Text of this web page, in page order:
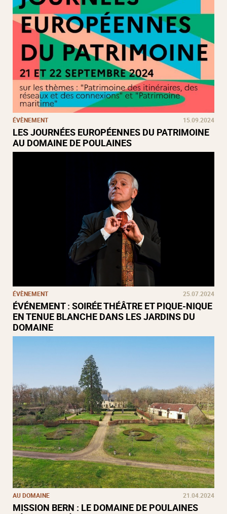
ÉVÈNEMENT 15.09.2024
LES JOURNÉES EUROPÉENNES DU PATRIMOINE
AU DOMAINE DE POULAINES
ÉVÈNEMENT 25.07.2024
ÉVÉNEMENT : SOIRÉE THÉÂTRE ET PIQUE-NIQUE
EN TENUE BLANCHE DANS LES JARDINS DU
DOMAINE
AU DOMAINE 21.04.2024
MISSION BERN : LE DOMAINE DE POULAINES